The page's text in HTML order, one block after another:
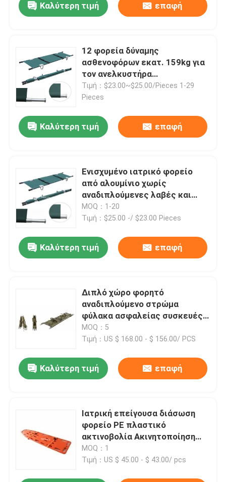
Καλύτερη τιμή επαφή
12 φορεία δύναμης
ασθενοφόρων εκατ. 159kg για
τον ανελκυστήρα
ασθενοφόρων για την
περιποίηση κανενός
Τιμή：$23.00~$25.00/Pieces 1-29
Pieces
Καλύτερη τιμή επαφή
Ενισχυμένο ιατρικό φορείο
από αλουμίνιο χωρίς
αναδιπλούμενες λαβές και
θήκη μεταφοράς
MOQ：1-20
Τιμή：$25.00 -/ $23.00 Pieces
Καλύτερη τιμή επαφή
Διπλό χώρο φορητό
αναδιπλούμενο στρώμα
φύλακα ασφαλείας συσκευές
πρώτων βοηθειών
200*46*16cm
MOQ：5
Τιμή：US $ 168.00 - $ 156.00/ PCS
Καλύτερη τιμή επαφή
Ιατρική επείγουσα διάσωση
φορείο PE πλαστικό
ακτινοβολία Ακινητοποίηση
Σπονδυλική στήλη
MOQ：1
Τιμή：US $ 45.00 - $ 43.00/ pcs